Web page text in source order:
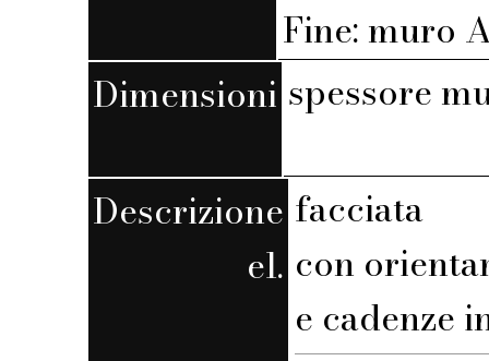
Fine: muro
Dimensioni spessore
Descrizione
el.
facciata
con
e cadenze